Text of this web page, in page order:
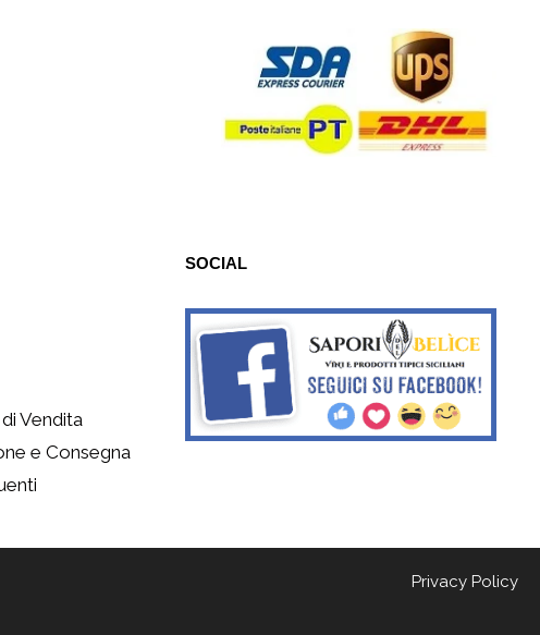
Vendita
e Consegna
SOCIAL
Privacy Policy